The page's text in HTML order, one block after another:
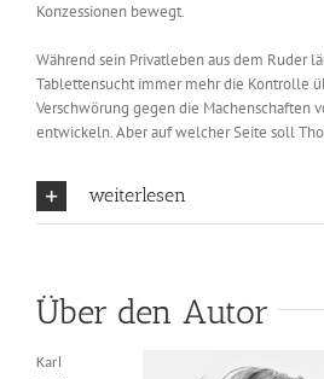
Konzessionen bewegt.
Während sein Privatleben aus dem Ruder
Tablettensucht immer mehr die Kontrolle
Verschwörung gegen die Machenschaften
entwickeln. Aber auf welcher Seite soll
weiterlesen
Über den Autor
Karl